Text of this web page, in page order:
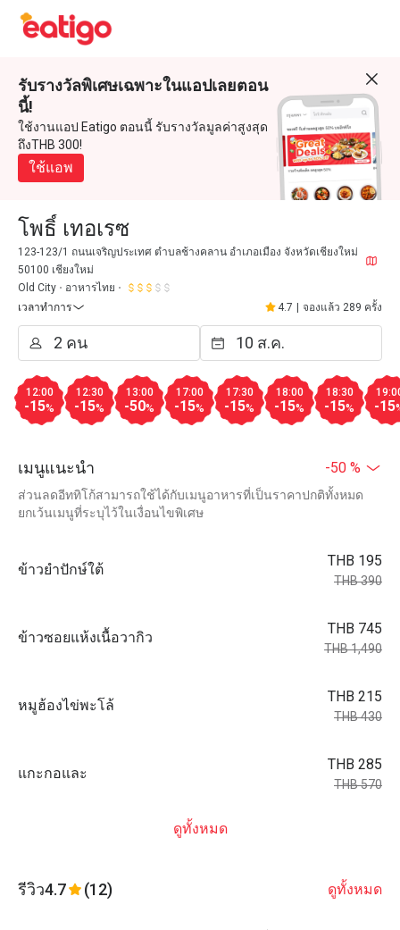
รับรางวัลพิเศษเฉพาะในแอปเลยตอน
นี้!
ใช้งานแอป Eatigo ตอนนี้ รับรางวัลมูลค่าสูงสุด
ถึงTHB 300!
ใช้แอพ
โพธิ์ เทอเรซ
123-123/1 ถนนเจริญประเทศ ตำบลช้างคลาน อำเภอเมือง จังหวัดเชียงใหม่
50100 เชียงใหม่
Old City
อาหารไทย
เวลาทำการ
4.7 จองแล้ว 289 ครั้ง
12:00
-15%
12:30
-15%
13:00
-50%
17:00
-15%
17:30
-15%
18:00
-15%
18:30
-15% -15
เมนูแนะนำ -50 %
ส่วนลดอีททิโก้สามารถใช้ได้กับเมนูอาหารที่เป็นราคาปกติทั้งหมด
ยกเว้นเมนูที่ระบุไว้ในเงื่อนไขพิเศษ
ข้าวยำปักษ์ใต้
THB 195
THB 390
ข้าวซอยแห้งเนื้อวากิว
THB 745
THB 1,490
หมูฮ้องไข่พะโล้
THB 215
THB 430
แกะกอและ
THB 285
THB 570
ดูทั้งหมด
รีวิว4.7 (12) ดูทั้งหมด